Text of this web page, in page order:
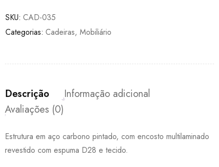
SKU: CAD-035
Categorias: Cadeiras, Mobiliário
Descrição
Informação adicional
Avaliações (0)
Estrutura em aço carbono pintado, com encosto multilaminado
revestido com espuma D28 e tecido.